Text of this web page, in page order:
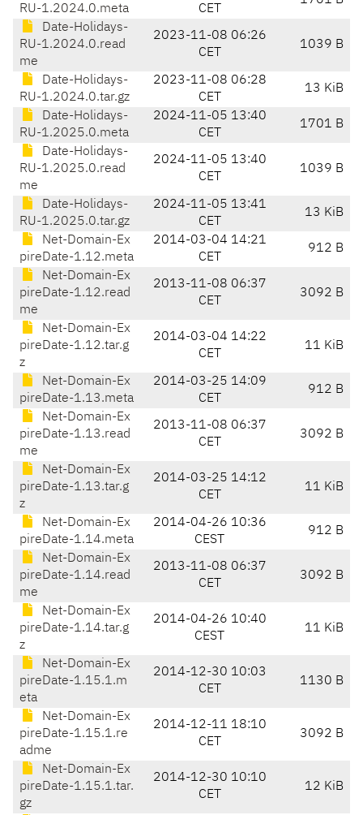
RU-1.2024.0.meta CET
Date-Holidays-
RU-1.2024.0.read
me
2023-11-08 06:26
CET
1039 B
Date-Holidays-
RU-1.2024.0.tar.gz
2023-11-08 06:28
CET
13 KiB
Date-Holidays-
RU-1.2025.0.meta
2024-11-05 13:40
CET
1701 B
Date-Holidays-
RU-1.2025.0.read
me
2024-11-05 13:40
CET
1039 B
Date-Holidays-
RU-1.2025.0.tar.gz
2024-11-05 13:41
CET
13 KiB
Net-Domain-Ex
pireDate-1.12.meta
2014-03-04 14:21
CET
912 B
Net-Domain-Ex
pireDate-1.12.read
me
2013-11-08 06:37
CET
3092 B
Net-Domain-Ex
pireDate-1.12.tar.g
z
2014-03-04 14:22
CET
11 KiB
Net-Domain-Ex
pireDate-1.13.meta
2014-03-25 14:09
CET
912 B
Net-Domain-Ex
pireDate-1.13.read
me
2013-11-08 06:37
CET
3092 B
Net-Domain-Ex
pireDate-1.13.tar.g
z
2014-03-25 14:12
CET
11 KiB
Net-Domain-Ex
pireDate-1.14.meta
2014-04-26 10:36
CEST
912 B
Net-Domain-Ex
pireDate-1.14.read
me
2013-11-08 06:37
CET
3092 B
Net-Domain-Ex
pireDate-1.14.tar.g
z
2014-04-26 10:40
CEST
11 KiB
Net-Domain-Ex
pireDate-1.15.1.m
eta
2014-12-30 10:03
CET
1130 B
Net-Domain-Ex
pireDate-1.15.1.re
adme
2014-12-11 18:10
CET
3092 B
Net-Domain-Ex
pireDate-1.15.1.tar.
gz
2014-12-30 10:10
CET
12 KiB